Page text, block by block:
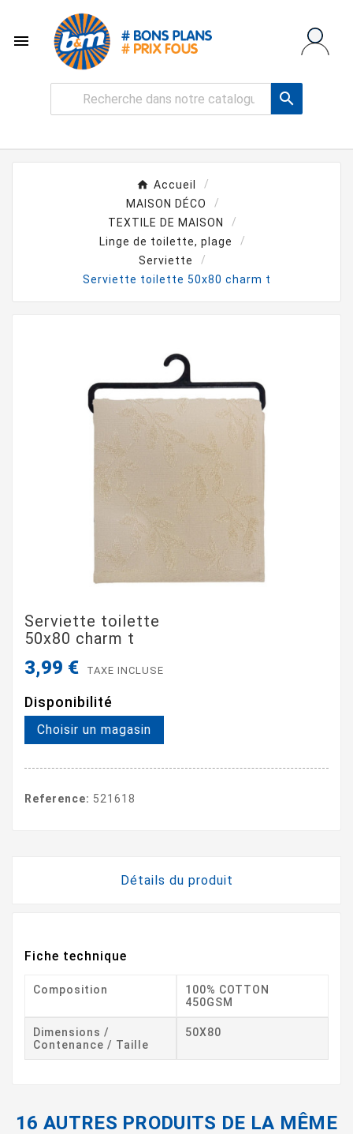


Accueil
MAISON DÉCO
TEXTILE DE MAISON
Linge de toilette, plage
Serviette
Serviette toilette 50x80 charm t
Serviette toilette
50x80 charm t
3,99 € TAXE INCLUSE
Disponibilité
Choisir un magasin
Reference: 521618
Détails du produit
Fiche technique
Composition
100% COTTON
450GSM
Dimensions /
Contenance / Taille
50X80
16 AUTRES PRODUITS DE LA MÊME